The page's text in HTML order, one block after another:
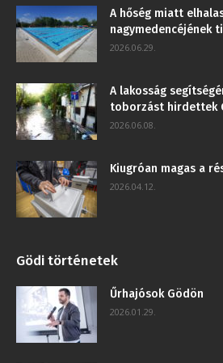
A hőség miatt
nagymedencéjének
2026.06.29.
A lakosság
toborzást hirdettek
2026.06.08.
Kiugróan magas a
2026.04.12.
Gödi történetek
Űrhajósok Gödön
2026.01.29.